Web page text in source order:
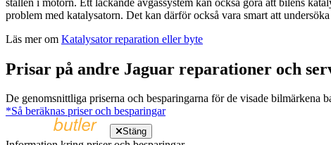
problem med katalysatorn. Det kan därför också vara smart att
Läs mer om Katalysator reparation eller byte
Prisar på andre Jaguar reparationer och
De genomsnittliga priserna och besparingarna för de visade bilmärkena
*Så beräknas priser och besparingar
Stäng